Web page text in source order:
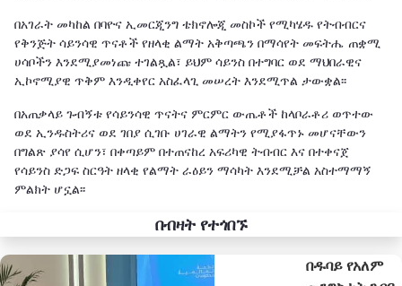
በአገራት መካከል በባዮና ኢመርጂንግ ቴክኖሎጂ መስኮች የሚካሄዱ የትብብርና
የቅንጅት ሳይንሳዊ ጥናቶች የዘላቂ ልማት አቅጣጫን በማሳየት መፍትሔ ጠቋሚ
ሀሳቦችን እንደሚያመነጩ ተገልጿል፣ ይህም ሳይንስ በተግባር ወደ ማህበራዊና
ኢኮኖሚያዊ ጥቅም እንዲቀየር አስፈላጊ መሠረት እንደሚጥል ታውቋል፡፡
በአጠቃላይ ጉብኝቱ የሳይንሳዊ ጥናትና ምርምር ውጤቶች ከላቦራቶሪ ወጥተው
ወደ ኢንዱስትሪና ወደ ገበያ ሲገቡ ሀገራዊ ልማትን የሚያፋጥኑ መሆናቸውን
በግልጽ ያሳየ ሲሆን፣ በቀጣይም በተጠናከረ አፍሪካዊ ትብብር እና በተቀናጀ
የሳይንስ ድጋፍ ስርዓት ዘላቂ የልማት ራዕይን ማሳካት እንደሚቻል አስተማማኝ
ምልክት ሆኗል፡፡
በብዛት የተጎበኙ
በዱባይ የአለም